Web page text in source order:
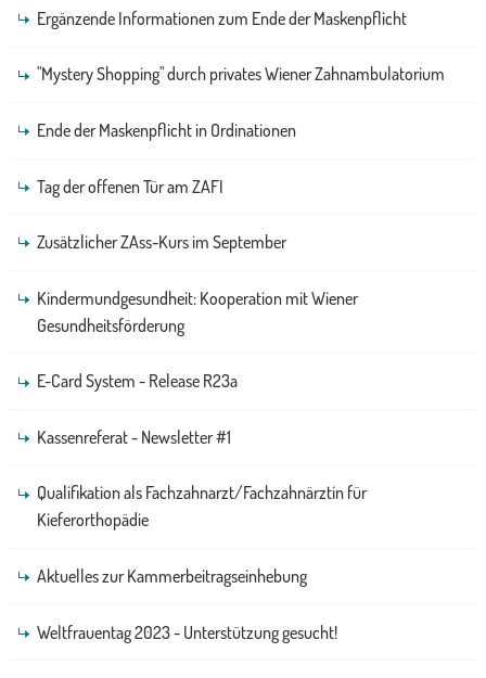
Ergänzende Informationen zum Ende der Maskenpflicht
"Mystery Shopping" durch privates Wiener Zahnambulatorium
Ende der Maskenpflicht in Ordinationen
Tag der offenen Tür am ZAFI
Zusätzlicher ZAss-Kurs im September
Kindermundgesundheit: Kooperation mit Wiener
Gesundheitsförderung
E-Card System - Release R23a
Kassenreferat - Newsletter #1
Qualifikation als Fachzahnarzt/Fachzahnärztin für
Kieferorthopädie
Aktuelles zur Kammerbeitragseinhebung
Weltfrauentag 2023 - Unterstützung gesucht!